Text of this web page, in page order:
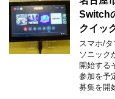
Switch
クイッ
スマホ/
ソニック
開始する
参加を予
募集を開